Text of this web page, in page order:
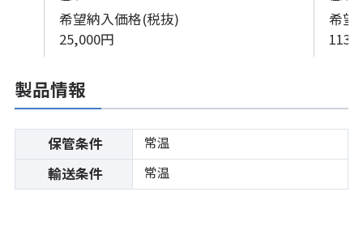
希望納入価格(税抜)
25,000円
希望
製品情報
保管条件 常温
輸送条件 常温